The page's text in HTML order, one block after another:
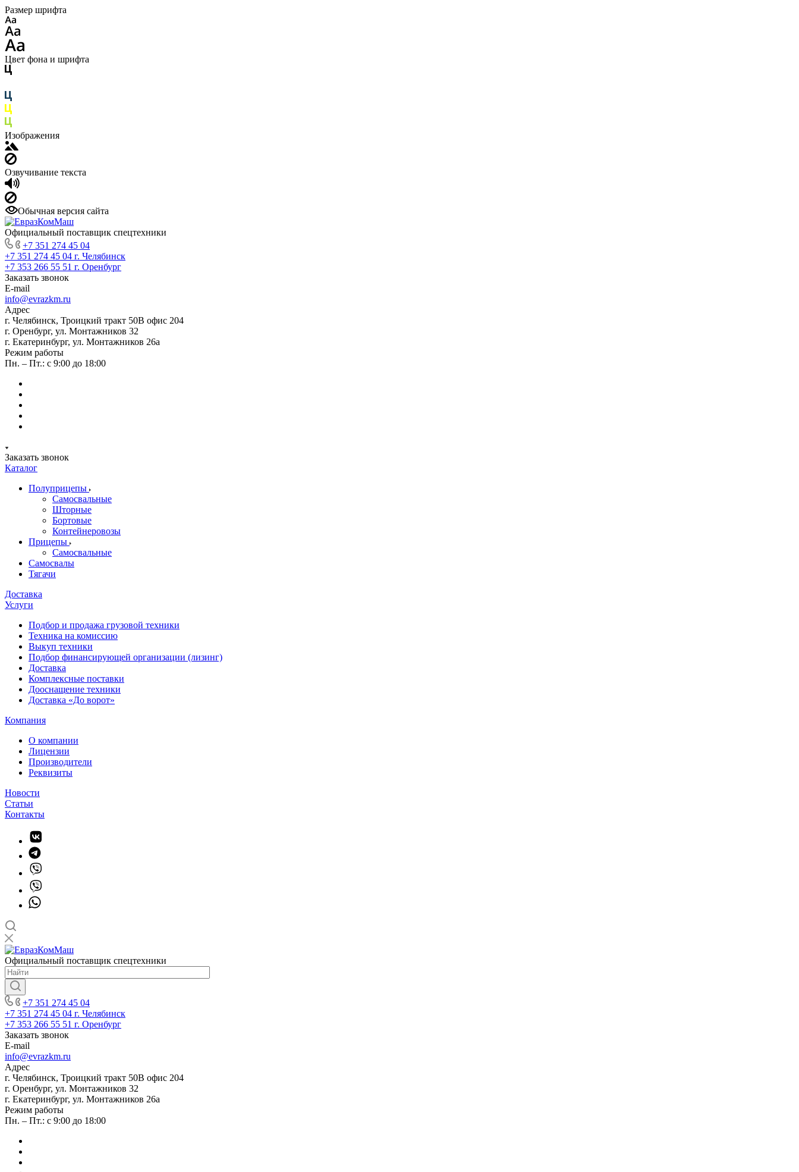
Размер шрифта
Цвет фона и шрифта
Изображения
Озвучивание текста
Обычная версия сайта
Официальный поставщик спецтехники
+7 351 274 45 04
+7 351 274 45 04 г. Челябинск
+7 353 266 55 51 г. Оренбург
Заказать звонок
E-mail
info@evrazkm.ru
Адрес
г. Челябинск, Троицкий тракт 50В офис 204
г. Оренбург, ул. Монтажников 32
г. Екатеринбург, ул. Монтажников 26а
Режим работы
Пн. – Пт.: с 9:00 до 18:00
Заказать звонок
Каталог
Полуприцепы
Самосвальные
Шторные
Бортовые
Контейнеровозы
Прицепы
Самосвальные
Самосвалы
Тягачи
Доставка
Услуги
Подбор и продажа грузовой техники
Техника на комиссию
Выкуп техники
Подбор финансирующей организации (лизинг)
Доставка
Комплексные поставки
Дооснащение техники
Доставка «До ворот»
Компания
О компании
Лицензии
Производители
Реквизиты
Новости
Статьи
Контакты
Официальный поставщик спецтехники
+7 351 274 45 04
+7 351 274 45 04 г. Челябинск
+7 353 266 55 51 г. Оренбург
Заказать звонок
E-mail
info@evrazkm.ru
Адрес
г. Челябинск, Троицкий тракт 50В офис 204
г. Оренбург, ул. Монтажников 32
г. Екатеринбург, ул. Монтажников 26а
Режим работы
Пн. – Пт.: с 9:00 до 18:00